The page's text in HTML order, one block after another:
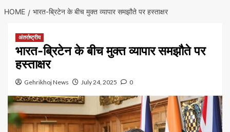
HOME भारत-ब्रिटेन के बीच मुक्त व्यापार समझौते पर हस्ताक्षर
अंतर्राष्ट्रीय
भारत-ब्रिटेन के बीच मुक्त व्यापार समझौते पर
हस्ताक्षर
Gehrikhoj News July 24, 2025 0